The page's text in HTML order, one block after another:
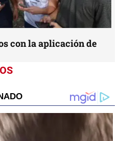
con la aplicación de